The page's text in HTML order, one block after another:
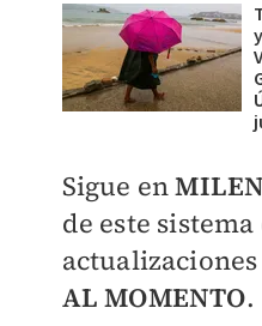
​Sigue en
de este
AL MOMENTO.